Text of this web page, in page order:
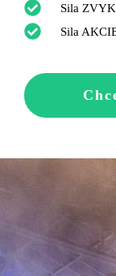
Sila
Sila